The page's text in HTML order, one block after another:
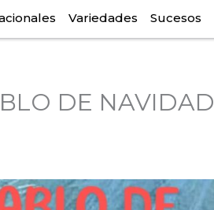
Variedades Sucesos
DE NAVIDAD